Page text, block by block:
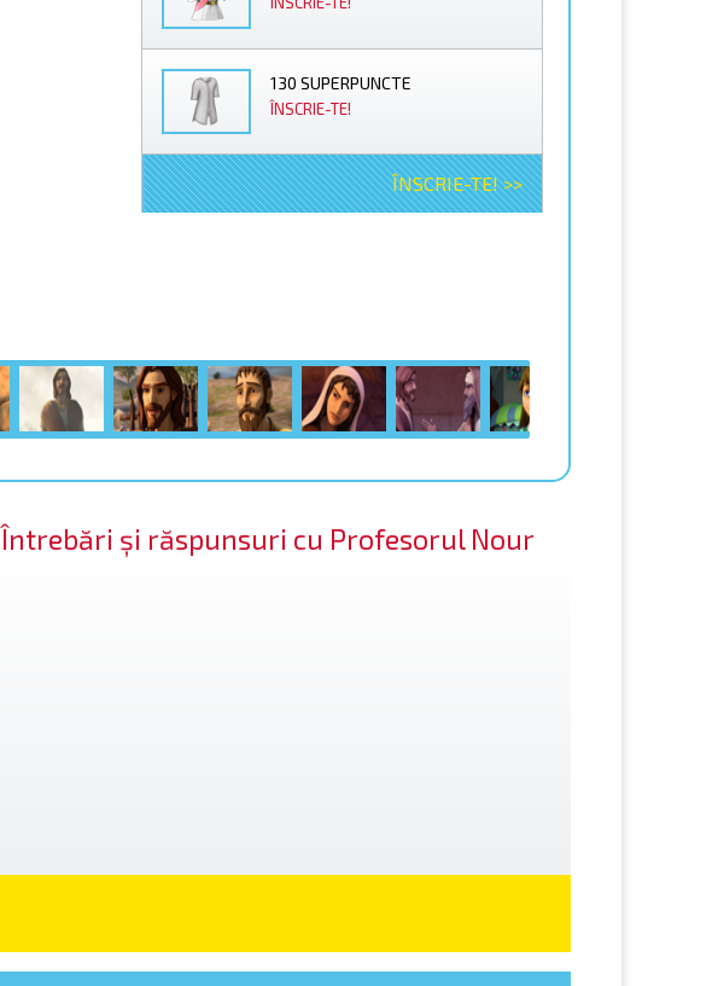
130 SUPERPUNCTE
ÎNSCRIE-TE!
ÎNSCRIE-TE! >>
Întrebări și răspunsuri cu Profesorul Nour